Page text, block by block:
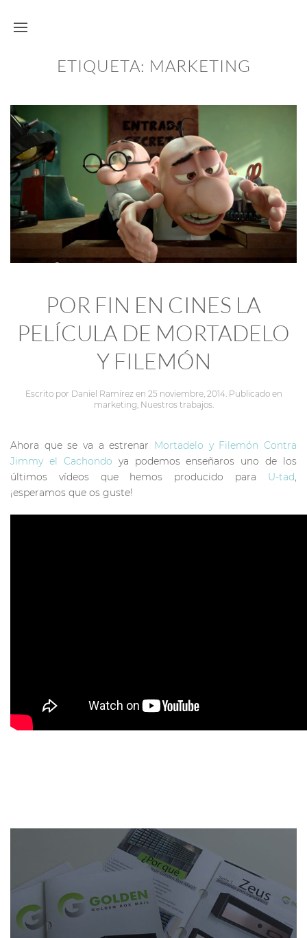
ETIQUETA: MARKETING
POR FIN EN CINES LA
PELÍCULA DE MORTADELO
Y FILEMÓN
Escrito por Daniel Ramírezen 25 noviembre, 2014. Publicado en
marketing Nuestros trabajos.
Ahora que se va a estrenar Mortadelo y Filemón Contra
Jimmy el Cachondo ya podemos enseñaros uno de los
últimos vídeos que hemos producido para U-tad,
¡esperamos que os guste!